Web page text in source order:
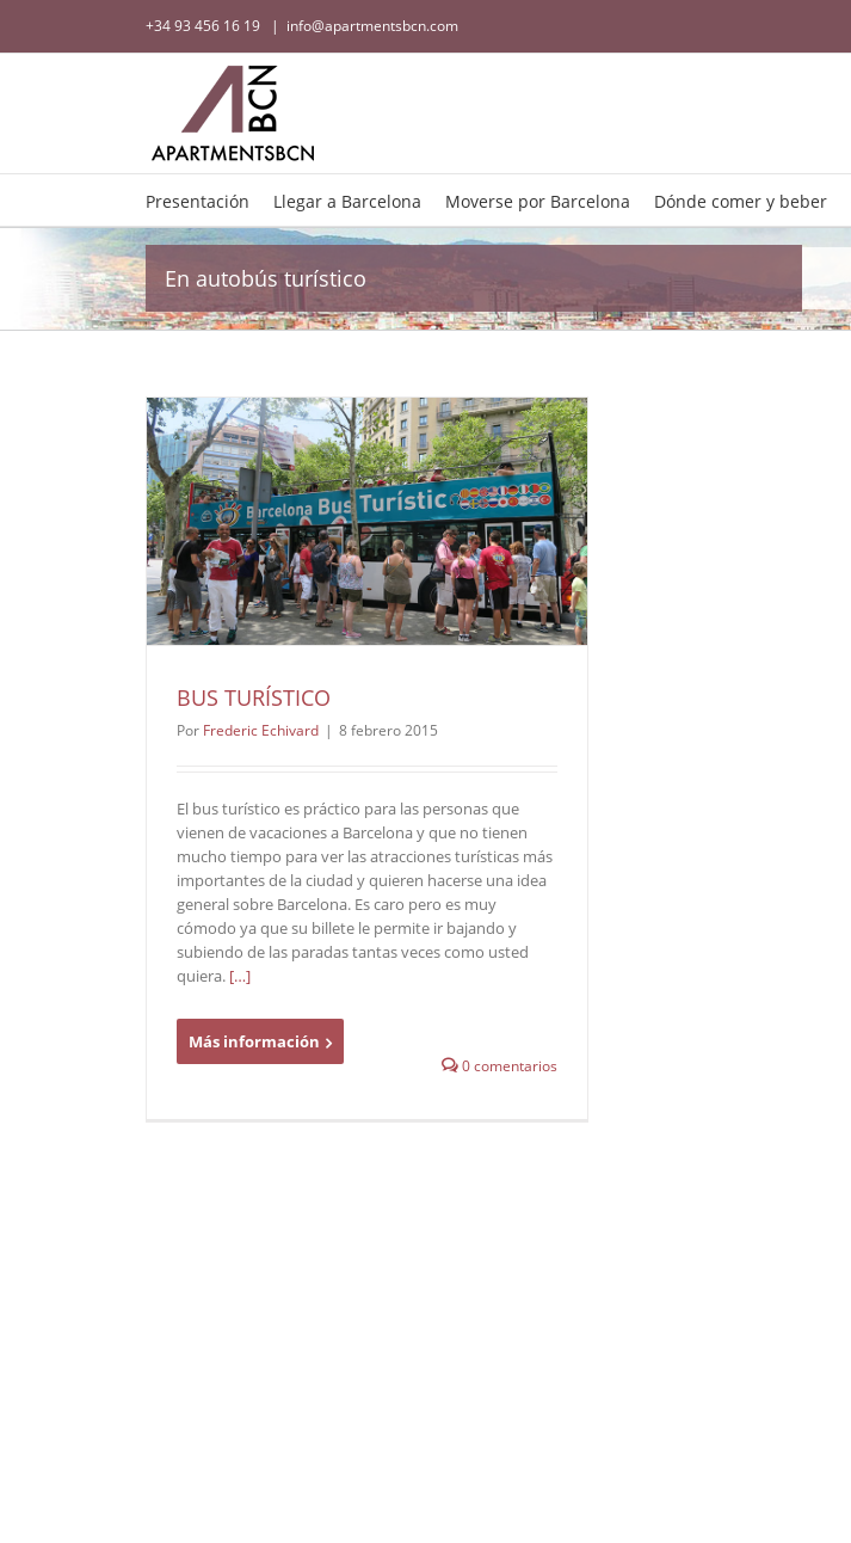
+34 93 456 16 19 | info@apartmentsbcn.com
Presentación Llegar a Barcelona Moverse por Barcelona Dónde comer y beber
En autobús turístico
BUS TURÍSTICO
Por Frederic Echivard | 8 febrero 2015
El bus turístico es práctico para las personas que
vienen de vacaciones a Barcelona y que no tienen
mucho tiempo para ver las atracciones turísticas más
importantes de la ciudad y quieren hacerse una idea
general sobre Barcelona. Es caro pero es muy
cómodo ya que su billete le permite ir bajando y
subiendo de las paradas tantas veces como usted
quiera. […]
Más información
0 comentarios